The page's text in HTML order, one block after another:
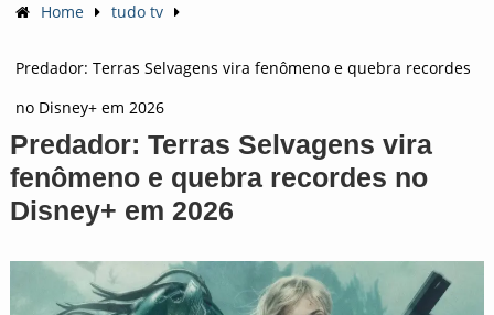
Home tudo tv
Predador: Terras Selvagens vira fenômeno e quebra recordes
no Disney+ em 2026
Predador: Terras Selvagens vira
fenômeno e quebra recordes no
Disney+ em 2026